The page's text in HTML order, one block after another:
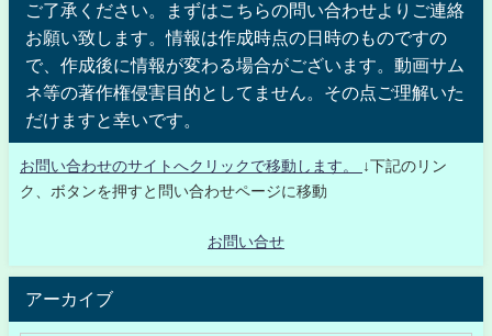
ご了承ください。まずはこちらの問い合わせよりご連絡
お願い致します。情報は作成時点の日時のものですの
で、作成後に情報が変わる場合がございます。動画サム
ネ等の著作権侵害目的としてません。その点ご理解いた
だけますと幸いです。
お問い合わせのサイトへクリックで移動します。
↓下記のリン
ク、ボタンを押すと問い合わせページに移動
お問い合せ
アーカイブ